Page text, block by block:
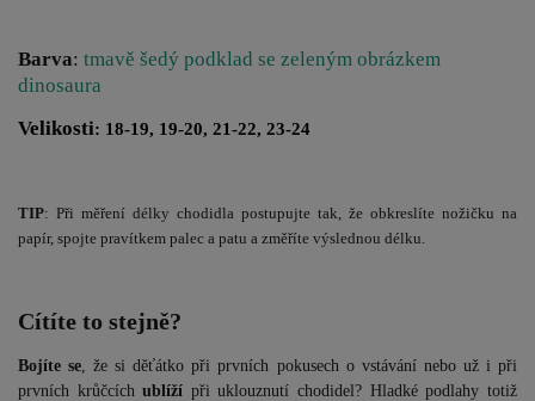
Barva: tmavě šedý podklad se zeleným obrázkem
dinosaura
Velikosti: 18-19, 19-20, 21-22, 23-24
TIP: Při měření délky chodidla postupujte tak, že obkreslíte nožičku na
papír, spojte pravítkem palec a patu a změříte výslednou délku.
Cítíte to stejně?
Bojíte se , že si děťátko při prvních pokusech o vstávání nebo už i při
prvních krůčcíchublíží při uklouznutí chodidel? Hladké podlahy totiž